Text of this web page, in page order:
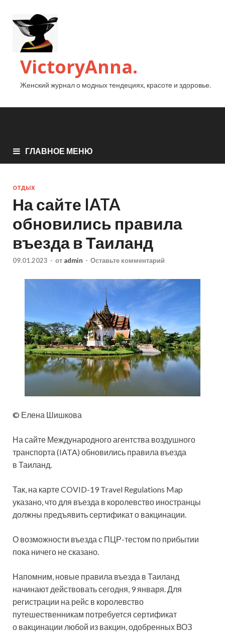
VictoryAnna.
Женский журнал о модных тендециях, красоте и здоровье.
ГЛАВНОЕ МЕНЮ
ОТДЫХ
На сайте IATA
обновились правила
въезда в Таиланд
09.01.2023 - от admin - Оставьте комментарий
© Елена Шишкова
На сайте Международного агентства воздушного
транспорта (IATA) обновились правила въезда
в Таиланд.
Так, на карте COVID-19 Travel Regulations Map
указано, что для въезда в королевство иностранцы
должны предъявить сертификат о вакцинации.
О возможности въезда с ПЦР-тестом по прибытии
пока ничего не сказано.
Напомним, новые правила въезда в Таиланд
начинают действовать сегодня, 9 января. Для
регистрации на рейс в королевство
путешественникам потребуется сертификат
о вакцинации любой из вакцин, одобренных ВОЗ